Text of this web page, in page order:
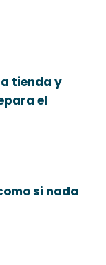
tienda y
el
si nada